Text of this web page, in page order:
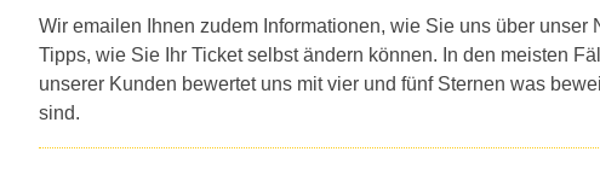
Wir emailen Ihnen zudem Informationen, wie Sie uns über
Tipps, wie Sie Ihr Ticket selbst ändern können. In den meisten
unserer Kunden bewertet uns mit vier und fünf Sternen was
sind.